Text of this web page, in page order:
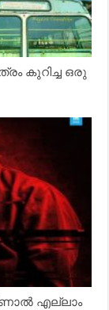
കുറിച്ച ഒരു
എല്ലാം